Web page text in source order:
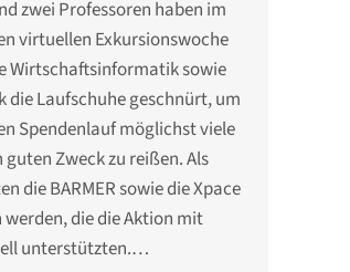
zwei Professoren haben im
virtuellen Exkursionswoche
Wirtschaftsinformatik sowie
die Laufschuhe geschnürt, um
Spendenlauf möglichst viele
Zweck zu reißen. Als
die BARMER sowie die Xpace
werden, die die Aktion mit
unterstützten.…